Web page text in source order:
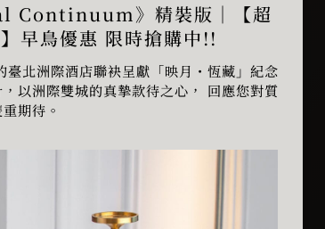
Continuum》精裝版｜【超
早鳥優惠 限時搶購中!!
北洲際酒店聯袂呈獻「映月・恆藏」紀念
以洲際雙城的真摯款待之心， 回應您對質
期待。